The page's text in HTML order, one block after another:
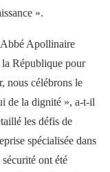
».
Apollinaire
République pour
nous célébrons le
de la dignité », a-t-il
les défis de
spécialisée dans
ont été